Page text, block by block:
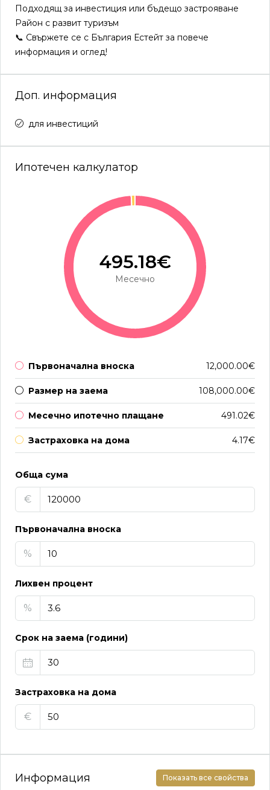
Подходящ за инвестиция или бъдещо застрояване
Район с развит туризъм
📞 Свържете се с България Естейт за повече
информация и оглед!
Доп. информация
для инвестиций
Ипотечен калкулатор
495.18€
Месечно
Първоначална вноска 12,000.00€
Размер на заема 108,000.00€
Месечно ипотечно плащане 491.02€
Застраховка на дома 4.17€
Обща сума
€
Първоначална вноска
%
Лихвен процент
%
Срок на заема (години)
Застраховка на дома
€
Информация Показать все свойства